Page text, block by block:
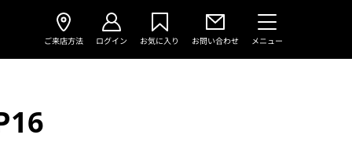
ご来店方法 ログイン お気に入り お問い合わせ メニュー